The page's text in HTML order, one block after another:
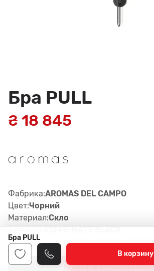
Бра PULL
₴ 18 845
Фабрика:AROMAS DEL CAMPO
Цвет:Чорний
Материал:Скло
Артикул:
A1249, MATT BLACK
Заказать консультацию
Бра PULL
В корзину